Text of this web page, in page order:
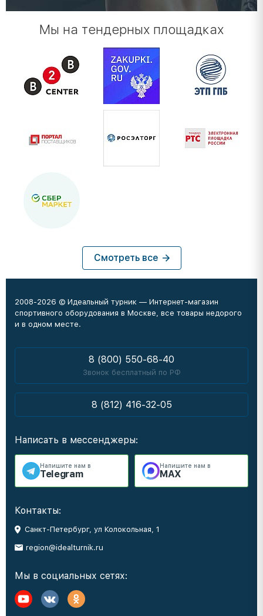
Мы на тендерных площадках
Смотреть все
2008-2026 © Идеальный турник — Интернет-магазин
спортивного оборудования в Москве, все товары недорого
и в одном месте.
8 (800) 550-68-40
Звонок бесплатный по РФ
8 (812) 416-32-05
Написать в мессенджеры:
Напишите нам в
Telegram
Напишите нам в
MAX
Контакты:
Санкт-Петербург, ул Колокольная, 1
region@idealturnik.ru
Мы в социальных сетях: